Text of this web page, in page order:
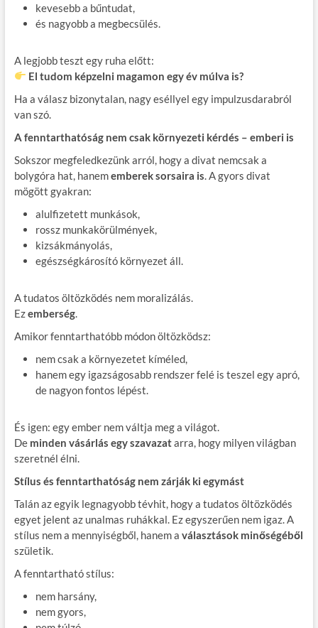
kevesebb a bűntudat,
és nagyobb a megbecsülés.
A legjobb teszt egy ruha előtt:
El tudom képzelni magamon egy év múlva is?
Ha a válasz bizonytalan, nagy eséllyel egy impulzusdarabról
van szó.
A fenntarthatóság nem csak környezeti kérdés – emberi is
Sokszor megfeledkezünk arról, hogy a divat nemcsak a
bolygóra hat, hanememberek sorsaira is . A gyors divat
mögött gyakran:
alulfizetett munkások,
rossz munkakörülmények,
kizsákmányolás,
egészségkárosító környezet áll.
A tudatos öltözködés nem moralizálás.
Ezemberség.
Amikor fenntarthatóbb módon öltözködsz:
nem csak a környezetet kíméled,
hanem egy igazságosabb rendszer felé is teszel egy apró,
de nagyon fontos lépést.
És igen: egy ember nem váltja meg a világot.
De minden vásárlás egy szavazatarra, hogy milyen világban
szeretnél élni.
Stílus és fenntarthatóság nem zárják ki egymást
Talán az egyik legnagyobb tévhit, hogy a tudatos öltözködés
egyet jelent az unalmas ruhákkal. Ez egyszerűen nem igaz. A
stílus nem a mennyiségből, hanem a választások minőségéből
születik.
A fenntartható stílus:
nem harsány,
nem gyors,